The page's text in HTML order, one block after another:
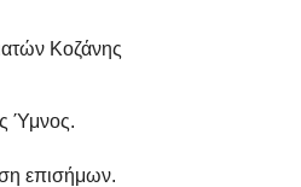
Κοζάνης
Ύμνος.
επισήμων.